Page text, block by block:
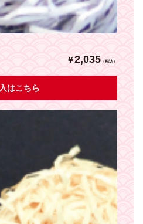
￥2,035 （税込）
はこちら